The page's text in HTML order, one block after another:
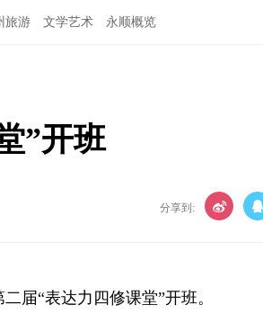
旅游 文学艺术 永顺概览
”开班
分享到:
届“表达力四修课堂”开班。